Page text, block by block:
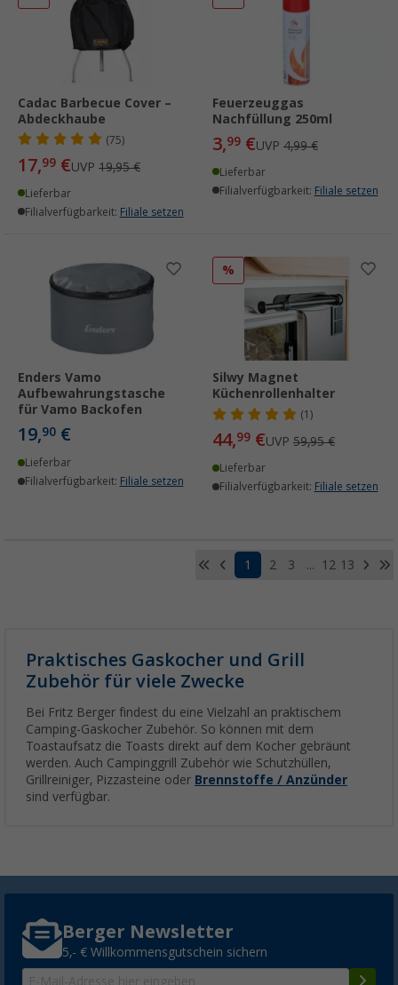
Cadac Barbecue Cover –
Abdeckhaube
(75)
17,99 €UVP 19,95 €
Lieferbar
Filialverfügbarkeit: Filiale setzen
Feuerzeuggas
Nachfüllung 250ml
3,99 €UVP 4,99 €
Lieferbar
Filialverfügbarkeit: Filiale setzen
Enders Vamo
Aufbewahrungstasche
für Vamo Backofen
19,90 €
Lieferbar
Filialverfügbarkeit: Filiale setzen
%
Silwy Magnet
Küchenrollenhalter
(1)
44,99 €UVP 59,95 €
Lieferbar
Filialverfügbarkeit: Filiale setzen
1 2 3 ... 12 13
Praktisches Gaskocher und Grill
Zubehör für viele Zwecke
Bei Fritz Berger findest du eine Vielzahl an praktischem
Camping-Gaskocher Zubehör. So können mit dem
Toastaufsatz die Toasts direkt auf dem Kocher gebräunt
werden. Auch Campinggrill Zubehör wie Schutzhüllen,
Grillreiniger, Pizzasteine oder Brennstoffe / Anzünder
sind verfügbar.
Berger Newsletter
5,- € Willkommensgutschein sichern